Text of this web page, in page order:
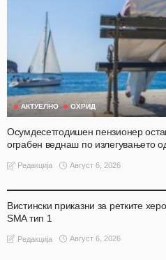
АКТУЕЛНО ОХРИД
Осумдесетгодишен пензионер
ограбен веднаш по излегувањето
Редакција Август 6, 2026
Вистински приказни за ретките
SMA тип 1
Редакција Август 6, 2026